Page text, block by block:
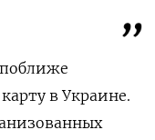
в Украине.